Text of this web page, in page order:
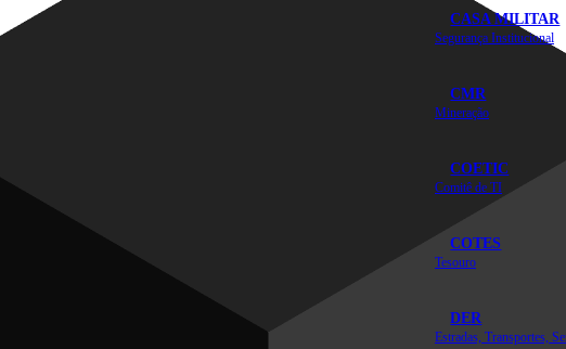
CASA MILITAR
Segurança Institucional
CMR
Mineração
COETIC
Comitê de TI
COTES
Tesouro
DER